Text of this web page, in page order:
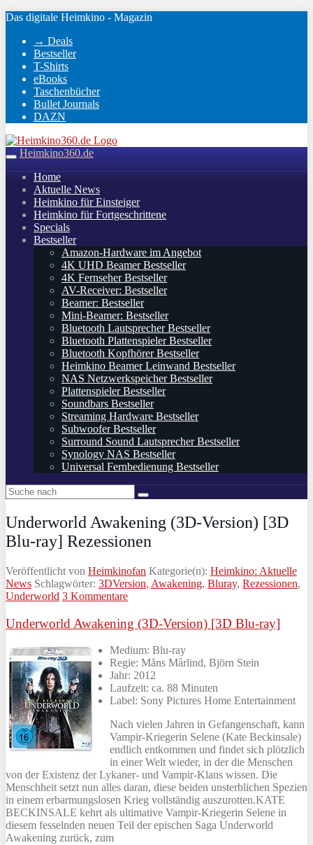
Skip
main
content
Das digitale Heimkino - Magazin
→ Deals
Bestseller
T-Shirts
eBooks
Taschenbücher
Bullet Journals
DAZN
Toggle
navigation
Heimkino360.de
Home
Aktuelle News
Heimkino für Einsteiger
Heimkino für Fortgeschrittene
Specials
Bestseller
Amazon-Hardware im Angebot
4K UHD Beamer Bestseller
4K Fernseher Bestseller
AV-Receiver: Bestseller
Beamer: Bestseller
Mini-Beamer: Bestseller
Bluetooth Lautsprecher Bestseller
Bluetooth Plattenspieler Bestseller
Bluetooth Kopfhörer Bestseller
Heimkino Beamer Leinwand Bestseller
NAS Netzwerkspeicher Bestseller
Plattenspieler Bestseller
Soundbars Bestseller
Streaming Hardware Bestseller
Subwoofer Bestseller
Surround Sound Lautsprecher Bestseller
Synology NAS Bestseller
Universal Fernbedienung Bestseller
Underworld Awakening (3D-Version) [3D
Blu-ray] Rezessionen
Veröffentlicht von Heimkinofan Kategorie(n): Heimkino: Aktuelle
News Schlagwörter: 3DVersion, Awakening, Bluray, Rezessionen,
Underworld 3 Kommentare
Underworld Awakening (3D-Version) [3D Blu-ray]
Medium: Blu-ray
Regie: Måns Mårlind, Björn Stein
Jahr: 2012
Laufzeit: ca. 88 Minuten
Label: Sony Pictures Home Entertainment
Nach vielen Jahren in Gefangenschaft, kann
Vampir-Kriegerin Selene (Kate Beckinsale)
endlich entkommen und findet sich plötzlich
in einer Welt wieder, in der die Menschen
von der Existenz der Lykaner- und Vampir-Klans wissen. Die
Menschheit setzt nun alles daran, diese beiden unsterblichen Spezien
in einem erbarmungslosen Krieg vollständig auszurotten.KATE
BECKINSALE kehrt als ultimative Vampir-Kriegerin Selene in
diesem fesselnden neuen Teil der epischen Saga Underworld
Awakening zurück, zum